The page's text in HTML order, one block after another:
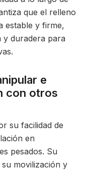
que el relleno
estable y firme,
y duradera para
e
con otros
su facilidad de
en
pesados. Su
movilización y